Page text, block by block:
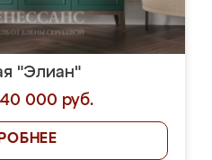
"Элиан"
000 руб.